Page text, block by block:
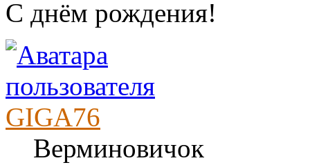
С днём рождения!
GIGA76
Верминовичок